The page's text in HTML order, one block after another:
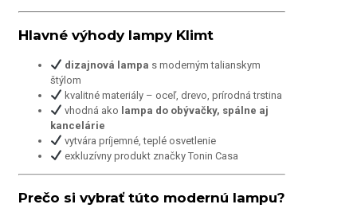
Hlavné výhody lampy Klimt
dizajnová lampa s moderným talianskym
štýlom
kvalitné materiály – oceľ, drevo, prírodná trstina
vhodná ako lampa do obývačky, spálne aj
kancelárie
vytvára príjemné, teplé osvetlenie
exkluzívny produkt značky Tonin Casa
Prečo si vybrať túto modernú lampu?